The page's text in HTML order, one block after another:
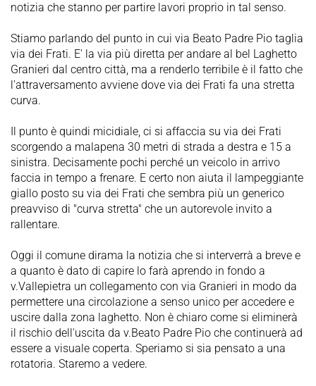
notizia che stanno per partire lavori proprio in tal senso.
Stiamo parlando del punto in cui via Beato Padre Pio taglia
via dei Frati. E' la via più diretta per andare al bel Laghetto
Granieri dal centro città, ma a renderlo terribile è il fatto che
l'attraversamento avviene dove via dei Frati fa una stretta
curva.
Il punto è quindi micidiale, ci si affaccia su via dei Frati
scorgendo a malapena 30 metri di strada a destra e 15 a
sinistra. Decisamente pochi perché un veicolo in arrivo
faccia in tempo a frenare. E certo non aiuta il lampeggiante
giallo posto su via dei Frati che sembra più un generico
preavviso di "curva stretta" che un autorevole invito a
rallentare.
Oggi il comune dirama la notizia che si interverrà a breve e
a quanto è dato di capire lo farà aprendo in fondo a
v.Vallepietra un collegamento con via Granieri in modo da
permettere una circolazione a senso unico per accedere e
uscire dalla zona laghetto. Non è chiaro come si eliminerà
il rischio dell'uscita da v.Beato Padre Pio che continuerà ad
essere a visuale coperta. Speriamo si sia pensato a una
rotatoria. Staremo a vedere.